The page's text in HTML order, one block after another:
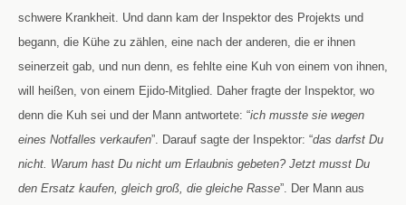
schwere Krankheit. Und dann kam der Inspektor des Projekts und
begann, die Kühe zu zählen, eine nach der anderen, die er ihnen
seinerzeit gab, und nun denn, es fehlte eine Kuh von einem von ihnen,
will heißen, von einem Ejido-Mitglied. Daher fragte der Inspektor, wo
denn die Kuh sei und der Mann antwortete: “ich musste sie wegen
eines Notfalles verkaufen”. Darauf sagte der Inspektor: “das darfst Du
nicht. Warum hast Du nicht um Erlaubnis gebeten? Jetzt musst Du
den Ersatz kaufen, gleich groß, die gleiche Rasse”. Der Mann aus